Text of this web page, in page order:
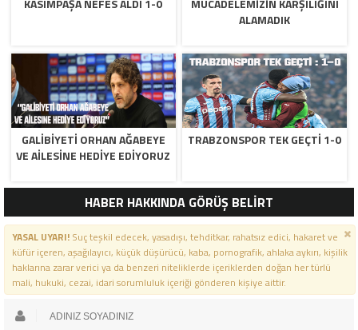
KASIMPAŞA NEFES ALDI 1-0
MÜCADELEMIZIN KARŞILIĞINI
ALAMADIK
GALIBIYETI ORHAN AĞABEYE
VE AILESINE HEDIYE EDIYORUZ
TRABZONSPOR TEK GEÇTI 1-0
HABER HAKKINDA GÖRÜŞ BELİRT
YASAL UYARI!Suç teşkil edecek, yasadışı, tehditkar, rahatsız edici, hakaret ve
küfür içeren, aşağılayıcı, küçük düşürücü, kaba, pornografik, ahlaka aykırı, kişilik
haklarına zarar verici ya da benzeri niteliklerde içeriklerden doğan her türlü
mali, hukuki, cezai, idari sorumluluk içeriği gönderen kişiye aittir.